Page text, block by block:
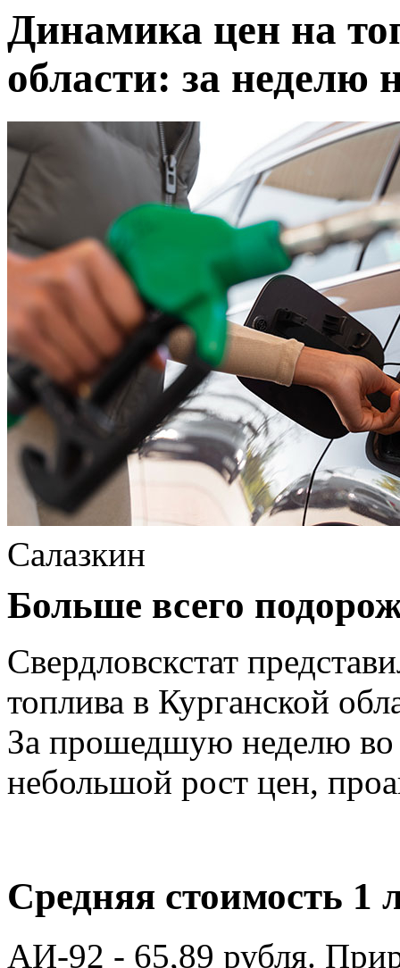
Динамика цен на
области: за неделю
Салазкин
Больше всего
Свердловскстат
топлива в Курганской
За прошедшую неделю во
небольшой рост цен,
Средняя стоимость 1
АИ-92 - 65,89 рубля.